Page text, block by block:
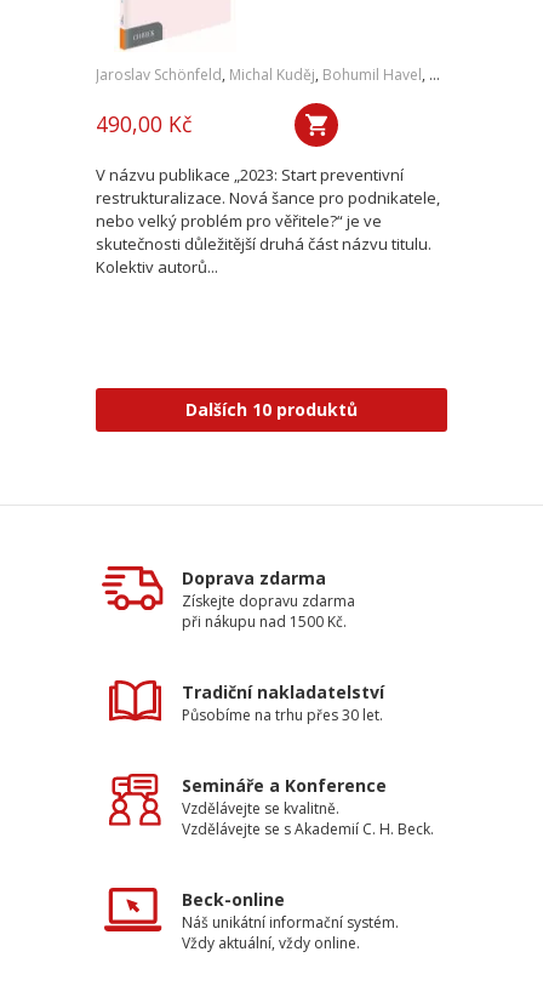
Jaroslav Schönfeld, Michal Kuděj, Bohumil Havel, Petr Sprinz
490,00 Kč
V názvu publikace „2023: Start preventivní
restrukturalizace. Nová šance pro podnikatele,
nebo velký problém pro věřitele?“ je ve
skutečnosti důležitější druhá část názvu titulu.
Kolektiv autorů...
Dalších 10 produktů
Doprava zdarma
Získejte dopravu zdarma
při nákupu nad 1500 Kč.
Tradiční nakladatelství
Působíme na trhu přes 30 let.
Semináře a Konference
Vzdělávejte se kvalitně.
Vzdělávejte se s Akademií C. H. Beck.
Beck-online
Náš unikátní informační systém.
Vždy aktuální, vždy online.